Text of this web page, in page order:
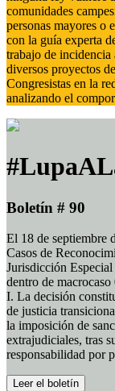
comunidades
personas mayores o
con la guía experta
trabajo de incidencia
diversos proyectos
Congresistas en la
analizando el
Boletín # 90
El 18 de septiembre
Casos de
Jurisdicción
dentro de
I. La decisión
de justicia
la imposición de
extrajudiciales, tras
responsabilidad por
Leer el boletín